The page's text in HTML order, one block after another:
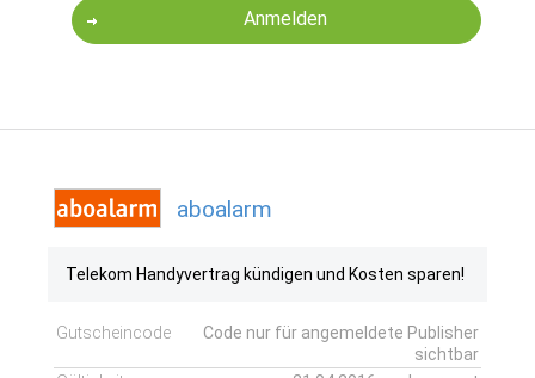
Anmelden
aboalarm
Telekom Handyvertrag kündigen und Kosten sparen!
Gutscheincode
Code nur für angemeldete Publisher
sichtbar